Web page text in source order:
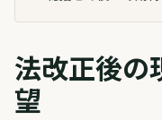
法改正後の
望